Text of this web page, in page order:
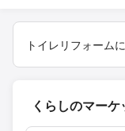
トイレリフォーム
くらしのマーケ